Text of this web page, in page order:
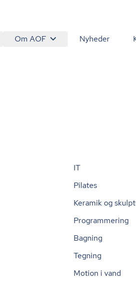
Om AOF Nyheder
IT
Pilates
Keramik og
Programmering
Bagning
Tegning
Motion i vand